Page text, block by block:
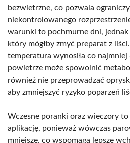
bezwietrzne, co pozwala
niekontrolowanego
warunki to pochmurne dni, jednak
który mógłby zmyć preparat z
temperatura wynosiła co najmniej
powietrze może spowolnić
również nie przeprowadzać
aby zmniejszyć ryzyko poparzeń
Wczesne poranki oraz wieczory
aplikację, ponieważ wówczas
mniejsze, co wspomaga lepsze